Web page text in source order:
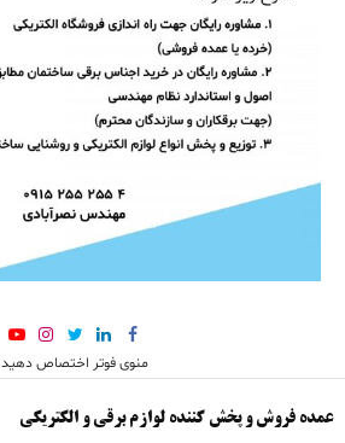
منوی فوتر اختصاص دهید
عمده فروش و پخش کننده لوازم برقی و الکتریکی